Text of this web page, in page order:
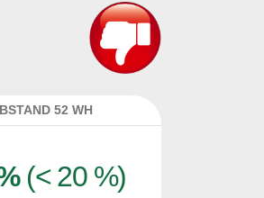
52 WH
(< 20 %)